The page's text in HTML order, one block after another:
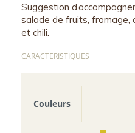
Suggestion
salade de fruits, fromage,
et chili.
CARACTERISTIQUES
Couleurs